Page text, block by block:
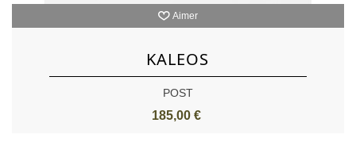
Aimer
KALEOS
POST
185,00 €